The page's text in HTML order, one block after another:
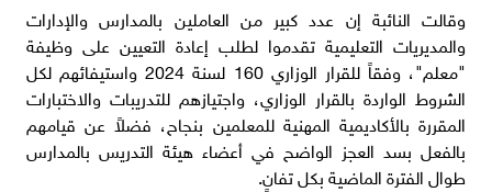
وقالت النائبة إن عدد كبير من العاملين بالمدارس والإدارات
والمديريات التعليمية تقدموا لطلب إعادة التعيين على وظيفة
"معلم"، وفقاً للقرار الوزاري 160 لسنة 2024 واستيفائهم لكل
الشروط الواردة بالقرار الوزاري، واجتيازهم للتدريبات والاختبارات
المقررة بالأكاديمية المهنية للمعلمين بنجاح، فضلاً عن قيامهم
بالفعل بسد العجز الواضح في أعضاء هيئة التدريس بالمدارس
طوال الفترة الماضية بكل تفانٍ.